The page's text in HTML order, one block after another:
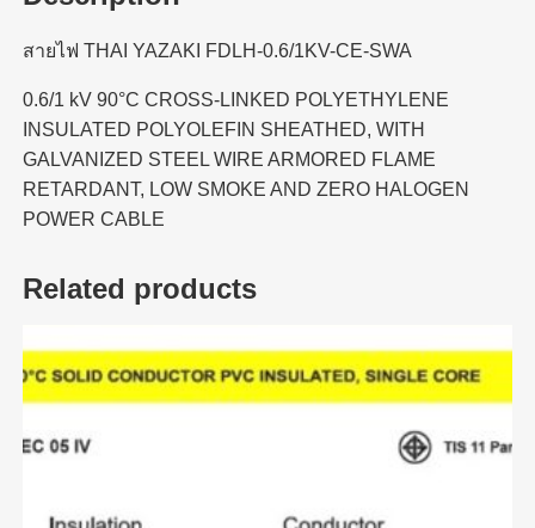
สายไฟ THAI YAZAKI FDLH-0.6/1KV-CE-SWA
0.6/1 kV 90°C CROSS-LINKED POLYETHYLENE
INSULATED POLYOLEFIN SHEATHED, WITH
GALVANIZED STEEL WIRE ARMORED FLAME
RETARDANT, LOW SMOKE AND ZERO HALOGEN
POWER CABLE
Related products